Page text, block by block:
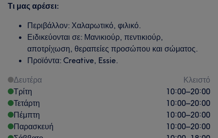
Τι μας αρέσει:
Περιβάλλον: Χαλαρωτικό, φιλικό.
Ειδικεύονται σε: Μανικιούρ, πεντικιούρ,
αποτρίχωση, θεραπείες προσώπου και σώματος.
Προϊόντα: Creative, Essie.
Δευτέρα
Κλειστό
Τρίτη
10:00–20:00
Τετάρτη
10:00–20:00
Πέμπτη
10:00–20:00
Παρασκευή
10:00–20:00